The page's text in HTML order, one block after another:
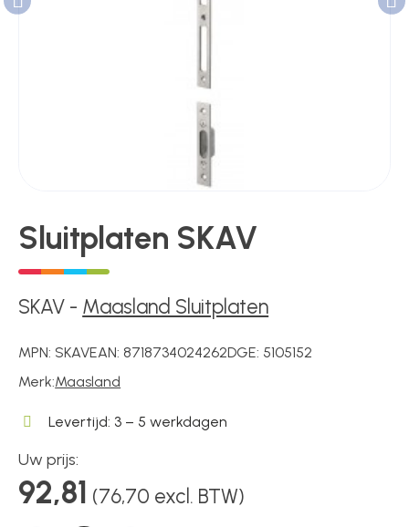
Toegangscontrole
Over ons
Sluitplaten SKAV
SKAV - Maasland Sluitplaten
MPN: SKAVEAN:8718734024262DGE: 5105152
Merk:Maasland
Levertijd: 3 – 5 werkdagen
Uw prijs:
92,81 (76,70 excl. BTW)